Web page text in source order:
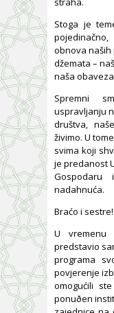
Stoga je
pojedinačno,
obnova naših
džemata –
naša
Spremni
uspravljanju
društva,
živimo. U
svima koji
je predanost
nadahnuća.
Braćo i sestre!
U vremenu
predstavio
programa
povjerenje
omogućili
ponuðen